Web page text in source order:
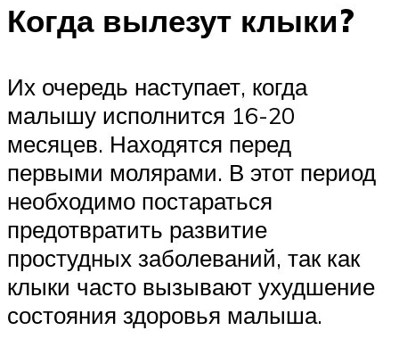
Когда вылезут клыки?
Их очередь наступает, когда
малышу исполнится 16-20
месяцев. Находятся перед
первыми молярами. В этот период
необходимо постараться
предотвратить развитие
простудных заболеваний, так как
клыки часто вызывают ухудшение
состояния здоровья малыша.